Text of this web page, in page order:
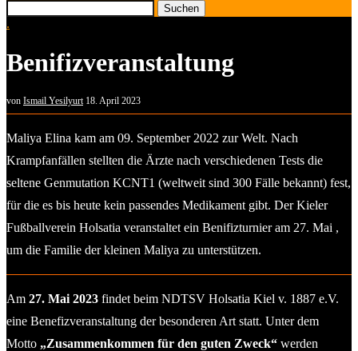
Suchen
.
Benifizveranstaltung
von Ismail Yesilyurt 18. April 2023
Maliya Elina kam am 09. September 2022 zur Welt. Nach
Krampfanfällen stellten die Ärzte nach verschiedenen Tests die
seltene Genmutation KCNT1 (weltweit sind 300 Fälle bekannt) fest,
für die es bis heute kein passendes Medikament gibt. Der Kieler
Fußballverein Holsatia veranstaltet ein Benifizturnier am 27. Mai ,
um die Familie der kleinen Maliya zu unterstützen.
Am 27. Mai 2023 findet beim NDTSV Holsatia Kiel v. 1887 e.V.
eine Benefizveranstaltung der besonderen Art statt. Unter dem
Motto „Zusammenkommen für den guten Zweck“ werden